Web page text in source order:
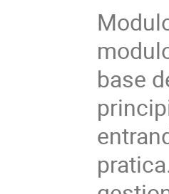
base